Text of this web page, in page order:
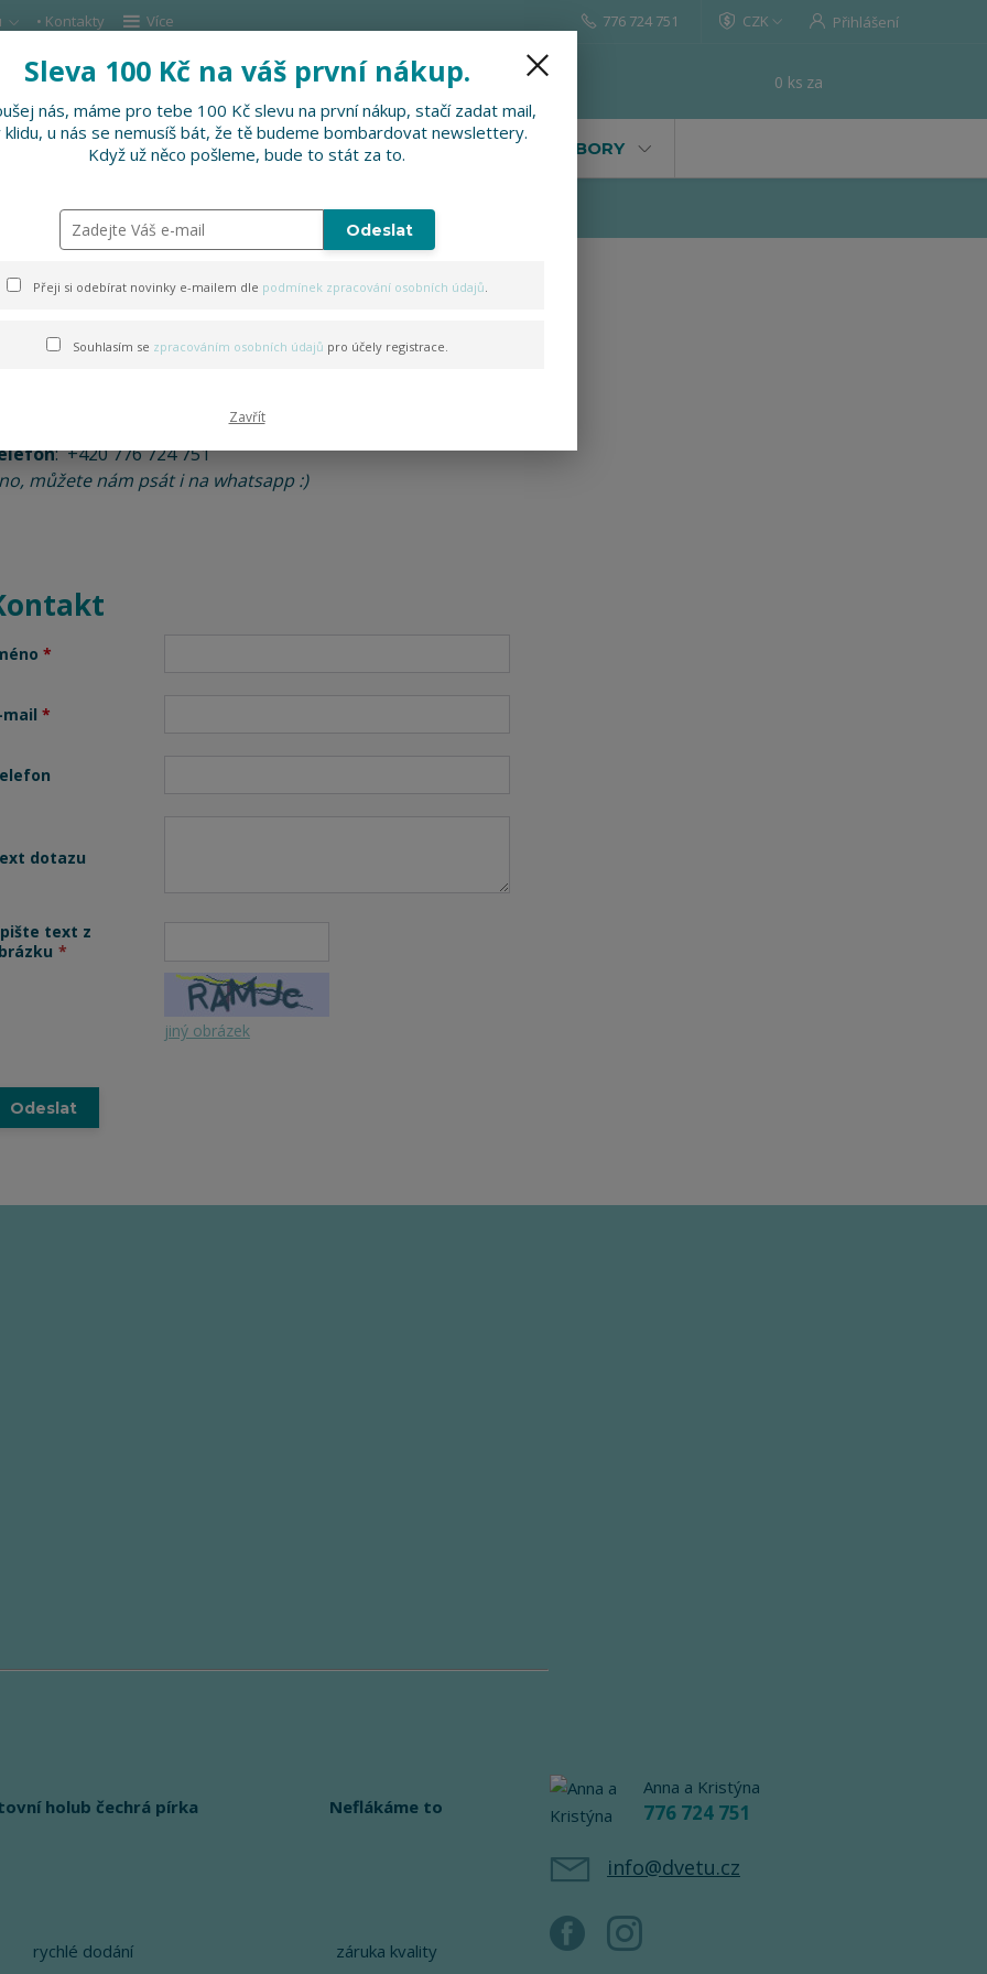
• Kontakty Více CZK Přihlášení
Hledat
776 724 751
0 ks za
DOPLŇKY SLEVNĚNO PRO FIRMY, FESTIVALY, SOUBORY
: +420 776 724 751
můžete nám psát i na whatsapp :)
*
mail *
dotazu
text z
*
jiný obrázek
holub čechrá pírka
rychlé dodání
Neflákáme to
záruka kvality
Anna a Kristýna
776 724 751
info@dvetu.cz
Sleva 100 Kč na váš první nákup.
nás, máme pro tebe 100 Kč slevu na první nákup, stačí zadat mail,
klidu, u nás se nemusíš bát, že tě budeme bombardovat newslettery.
Když už něco pošleme, bude to stát za to.
Odeslat
Přeji si odebírat novinky e-mailem dle podmínek zpracování osobních údajů.
Souhlasím se zpracováním osobních údajů pro účely registrace.
Zavřít